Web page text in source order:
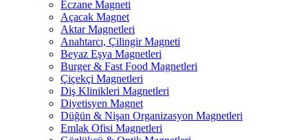
Eczane Magneti
Açacak Magnet
Aktar Magnetleri
Anahtarcı, Çilingir Magneti
Beyaz Eşya Magnetleri
Burger & Fast Food Magnetleri
Çiçekçi Magnetleri
Diş Klinikleri Magnetleri
Diyetisyen Magnet
Düğün & Nişan Organizasyon Magnetleri
Emlak Ofisi Magnetleri